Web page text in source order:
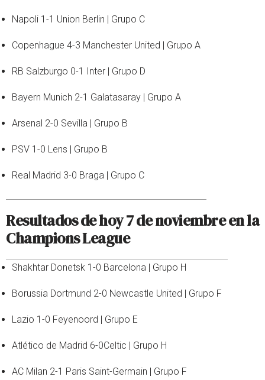
Napoli 1-1 Union Berlin | Grupo C
Copenhague 4-3 Manchester United | Grupo A
RB Salzburgo 0-1 Inter | Grupo D
Bayern Munich 2-1 Galatasaray | Grupo A
Arsenal 2-0 Sevilla | Grupo B
PSV 1-0 Lens | Grupo B
Real Madrid 3-0 Braga | Grupo C
Resultados de hoy 7 de noviembre en la
Champions League
Shakhtar Donetsk 1-0 Barcelona | Grupo H
Borussia Dortmund 2-0 Newcastle United | Grupo F
Lazio 1-0 Feyenoord | Grupo E
Atlético de Madrid 6-0Celtic | Grupo H
AC Milan 2-1 Paris Saint-Germain | Grupo F